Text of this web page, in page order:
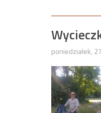
poniedziałek,